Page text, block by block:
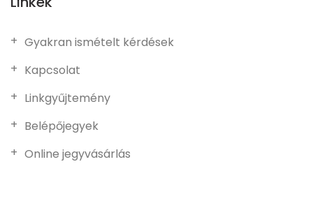
Gyakran ismételt kérdések
Kapcsolat
Linkgyűjtemény
Belépőjegyek
Online jegyvásárlás